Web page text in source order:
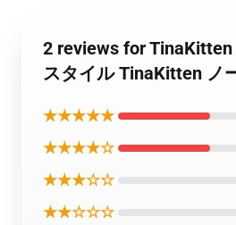
2 reviews for
スタイル TinaKitten ノ
★★★★★
★★★★☆
★★★☆☆
★★☆☆☆